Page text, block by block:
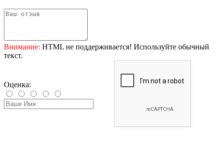
Внимание: HTML не поддерживается! Используйте обычный
текст.
Оценка: